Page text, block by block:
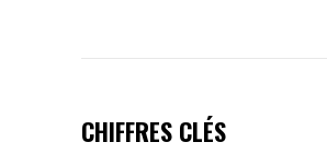
CHIFFRES CLÉS